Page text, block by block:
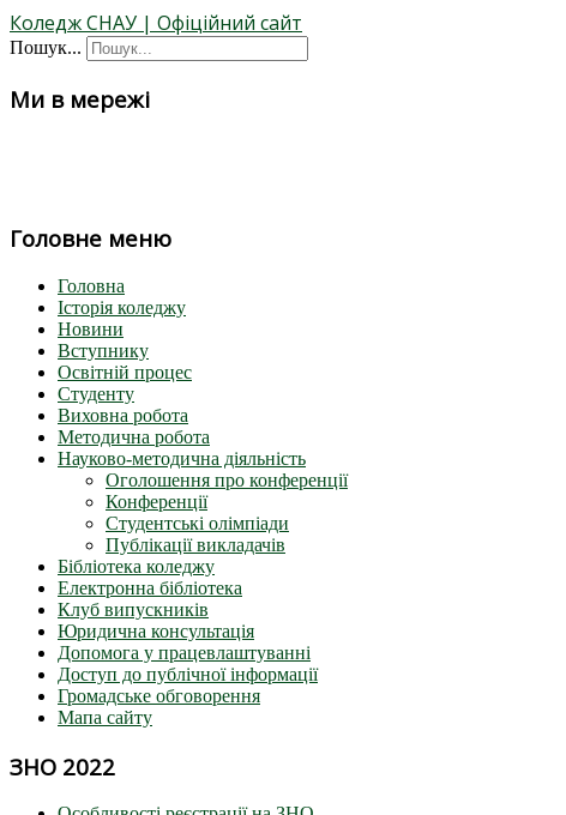
Коледж СНАУ | Офіційний сайт
Пошук...
Ми в мережі
Головне меню
Головна
Історія коледжу
Новини
Вступнику
Освітній процес
Студенту
Виховна робота
Методична робота
Науково-методична діяльність
Оголошення про конференції
Конференції
Студентські олімпіади
Публікації викладачів
Бібліотека коледжу
Електронна бібліотека
Клуб випускників
Юридична консультація
Допомога у працевлаштуванні
Доступ до публічної інформації
Громадське обговорення
Мапа сайту
ЗНО 2022